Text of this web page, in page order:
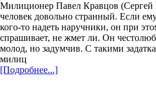
Милиционер Павел Кравцов (Сергей
человек довольно странный. Если
кого-то надеть наручники, он при
спрашивает, не жмет ли. Он
молод, но задумчив. С такими
милиц
[Подробнее...]